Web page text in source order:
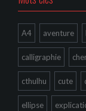
A4 aventure
calligraphie
cthulhu cute
ellipse